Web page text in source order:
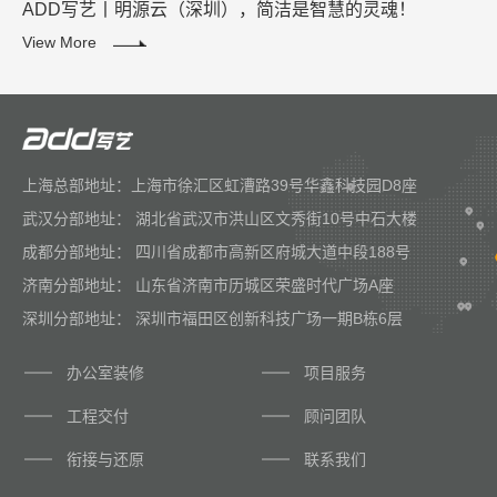
ADD写艺丨明源云（深圳），简洁是智慧的灵魂！
View More
上海总部地址：上海市徐汇区虹漕路39号华鑫科技园D8座
武汉分部地址： 湖北省武汉市洪山区文秀街10号中石大楼
成都分部地址： 四川省成都市高新区府城大道中段188号
济南分部地址： 山东省济南市历城区荣盛时代广场A座
深圳分部地址： 深圳市福田区创新科技广场一期B栋6层
办公室装修 项目服务
工程交付 顾问团队
衔接与还原 联系我们